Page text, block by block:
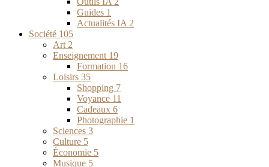
Guides 1
Actualités IA 2
Société 105
Art 2
Enseignement 19
Formation 16
Loisirs 35
Shopping 7
Voyance 11
Cadeaux 6
Photographie 1
Sciences 3
Culture 5
Économie 5
Musique 5